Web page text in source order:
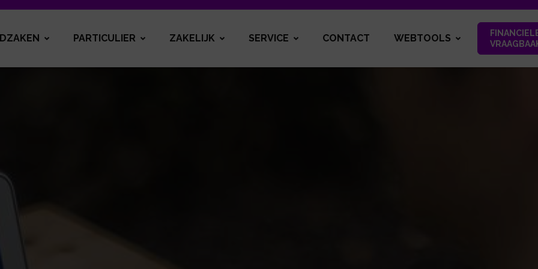
PARTICULIER ZAKELIJK SERVICE CONTACT WEBTOOLS